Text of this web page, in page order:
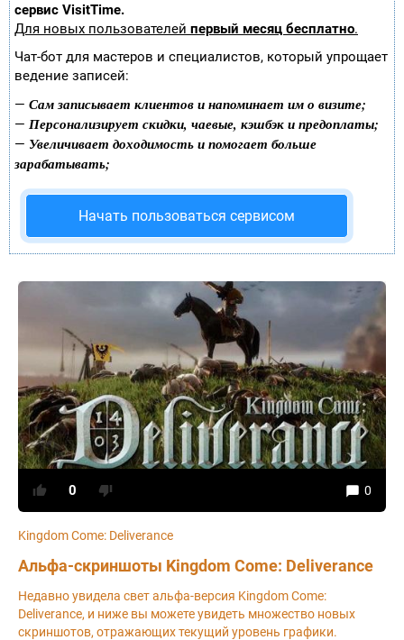
сервис VisitTime.
Для новых пользователей первый месяц бесплатно.
Чат-бот для мастеров и специалистов, который упрощает
ведение записей:
— Сам записывает клиентов и напоминает им о визите;
— Персонализирует скидки, чаевые, кэшбэк и предоплаты;
— Увеличивает доходимость и помогает больше
зарабатывать;
Начать пользоваться сервисом
Альфа-скриншоты Kingdom Come: Deliverance
Kingdom Come: Deliverance
Недавно увидела свет альфа-версия Kingdom Come:
Deliverance, и ниже вы можете увидеть множество новых
скриншотов, отражающих текущий уровень графики.
0 0